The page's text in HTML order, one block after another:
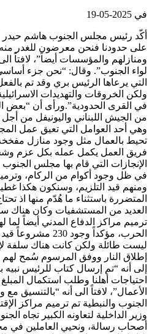
في
أكّد رئيس مجلس الجنوب هاشم حيدر
على حدودنا فنحن معرضون للغدر
ومنازلهم والمؤسسات أيضاً”، لافتاً
لواء الجنوب”. وقال: “نحن جزء
التي يرعاها الرئيس بري وقد تم
ولكن الخروقات والتهديدات
في القرى الحدودية”.ورأى أن “بعض
من الجيش اللبناني واليونيفل من
وهي أحد العوامل التي تعيق عمل
تحيط بالعمال مثل وجود منازل
فريق العمل يكمل عمله بكل عزم
الإنجازات التي قام بها مجلس
ومنهم قيد التلزيم، وسنكون هكذا
المتضررة باستثناء ما هُدّم منها اذ
العديد من المستشفيات وكان هناك
ترميم مراكز الدفاع المدني أيضاً
الحرب، مؤكداً وجود
ليست طائلة ولكن كانت هناك سلفة
إطلاق النار ووفق المرسوم سُمح لهم
إلى أنه “تم إرسال كتاب للرئيس نبيه
احتياجات أهلنا وطلب استكمال
الأعمال”، لافتاً الى أنه “بالتنسيق
الجنوب والنبطية تم ترميم مراكز
وزير الداخلية لتعاونه الكبير تجاه
أصحاب رسالة، ونحيي العاملين في